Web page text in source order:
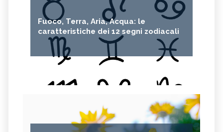
Fuoco, Terra, Aria, Acqua: le
caratteristiche dei 12 segni zodiacali